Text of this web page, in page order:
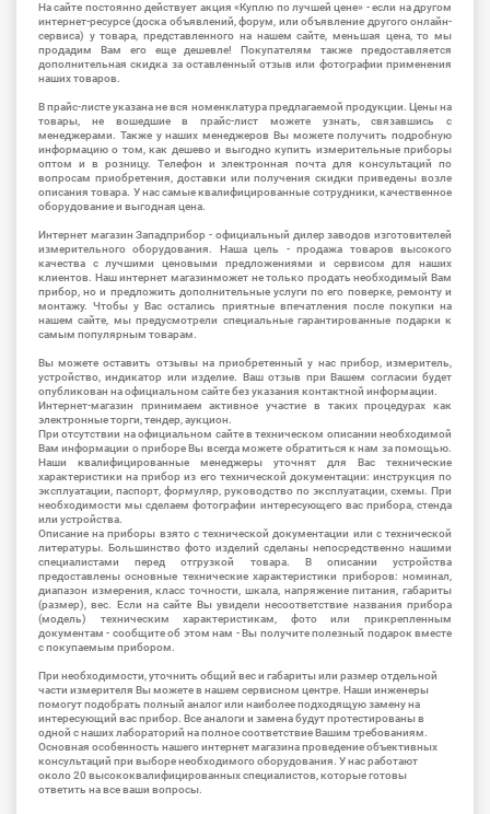
На сайте постоянно действует акция «Куплю по лучшей цене» - если на другом
интернет-ресурсе (доска объявлений, форум, или объявление другого онлайн-
сервиса) у товара, представленного на нашем сайте, меньшая цена, то мы
продадим Вам его еще дешевле! Покупателям также предоставляется
дополнительная скидка за оставленный отзыв или фотографии применения
наших товаров.
В прайс-листе указана не вся номенклатура предлагаемой продукции. Цены на
товары, не вошедшие в прайс-лист можете узнать, связавшись с
менеджерами. Также у наших менеджеров Вы можете получить подробную
информацию о том, как дешево и выгодно купить измерительные приборы
оптом и в розницу. Телефон и электронная почта для консультаций по
вопросам приобретения, доставки или получения скидки приведены возле
описания товара. У нас самые квалифицированные сотрудники, качественное
оборудование и выгодная цена.
Интернет магазин Западприбор - официальный дилер заводов изготовителей
измерительного оборудования. Наша цель - продажа товаров высокого
качества с лучшими ценовыми предложениями и сервисом для наших
клиентов. Наш интернет магазинможет не только продать необходимый Вам
прибор, но и предложить дополнительные услуги по его поверке, ремонту и
монтажу. Чтобы у Вас остались приятные впечатления после покупки на
нашем сайте, мы предусмотрели специальные гарантированные подарки к
самым популярным товарам.
Вы можете оставить отзывы на приобретенный у нас прибор, измеритель,
устройство, индикатор или изделие. Ваш отзыв при Вашем согласии будет
опубликован на официальном сайте без указания контактной информации.
Интернет-магазин принимаем активное участие в таких процедурах как
электронные торги, тендер, аукцион.
При отсутствии на официальном сайте в техническом описании необходимой
Вам информации о приборе Вы всегда можете обратиться к нам за помощью.
Наши квалифицированные менеджеры уточнят для Вас технические
характеристики на прибор из его технической документации: инструкция по
эксплуатации, паспорт, формуляр, руководство по эксплуатации, схемы. При
необходимости мы сделаем фотографии интересующего вас прибора, стенда
или устройства.
Описание на приборы взято с технической документации или с технической
литературы. Большинство фото изделий сделаны непосредственно нашими
специалистами перед отгрузкой товара. В описании устройства
предоставлены основные технические характеристики приборов: номинал,
диапазон измерения, класс точности, шкала, напряжение питания, габариты
(размер), вес. Если на сайте Вы увидели несоответствие названия прибора
(модель) техническим характеристикам, фото или прикрепленным
документам - сообщите об этом нам - Вы получите полезный подарок вместе
с покупаемым прибором.
При необходимости, уточнить общий вес и габариты или размер отдельной
части измерителя Вы можете в нашем сервисном центре. Наши инженеры
помогут подобрать полный аналог или наиболее подходящую замену на
интересующий вас прибор. Все аналоги и замена будут протестированы в
одной с наших лабораторий на полное соответствие Вашим требованиям.
Основная особенность нашего интернет магазина проведение объективных
консультаций при выборе необходимого оборудования. У нас работают
около 20 высококвалифицированных специалистов, которые готовы
ответить на все ваши вопросы.